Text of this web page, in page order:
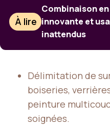
À lire
Combinaison
innovante et
inattendus
Délimitation de
boiseries,
peinture
soignées.